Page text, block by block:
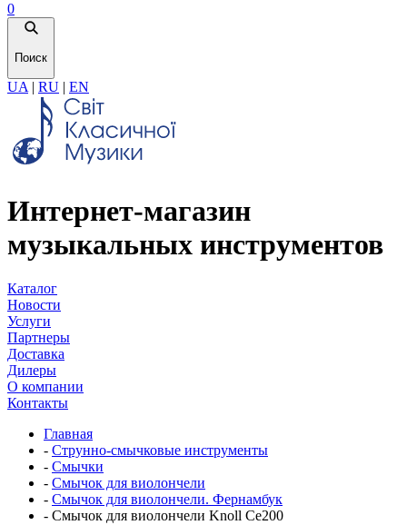
0
Поиск
UA | RU | EN
Интернет-магазин
музыкальных инструментов
Каталог
Новости
Услуги
Партнеры
Доставка
Дилеры
О компании
Контакты
Главная
- Струнно-смычковые инструменты
- Смычки
- Смычок для виолончели
- Смычок для виолончели. Фернамбук
- Смычок для виолончели Knoll Ce200